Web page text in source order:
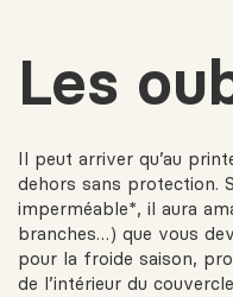
Les
Il peut arriver qu’au
dehors sans protection.
imperméable*, il aura
branches…) que vous
pour la froide saison,
de l’intérieur du